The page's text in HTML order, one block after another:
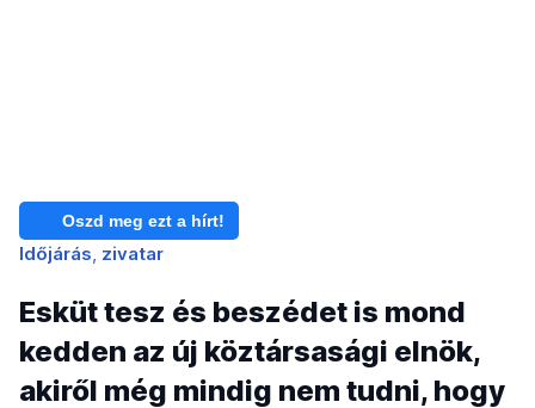
Oszd meg ezt a hírt!
Időjárás zivatar
Esküt tesz és beszédet is mond
kedden az új köztársasági elnök,
akiről még mindig nem tudni, hogy